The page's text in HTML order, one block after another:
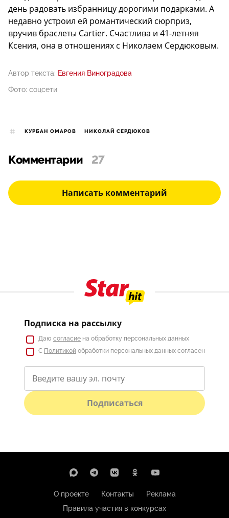
день радовать избранницу дорогими подарками. А
недавно устроил ей романтический сюрприз,
вручив браслеты Cartier. Счастлива и 41-летняя
Ксения, она в отношениях с Николаем Сердюковым.
Автор текста: Евгения Виноградова
Фото: соцсети
КУРБАН ОМАРОВ НИКОЛАЙ СЕРДЮКОВ
Комментарии 27
Написать комментарий
Подписка на рассылку
Даю согласие на обработку персональных данных
С Политикой обработки персональных данных согласен
Подписаться
О проекте Контакты
Реклама
Правила участия в конкурсах